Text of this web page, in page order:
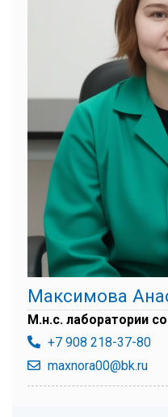
Максимова
М.н.с. лаборатории
+7 908 218-37-80
maxnora00@bk.ru